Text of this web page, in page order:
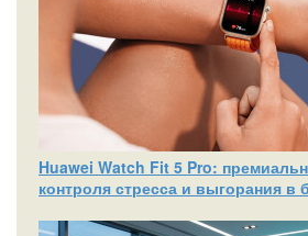
Huawei Watch Fit 5 Pro:
контроля стресса и выгорания